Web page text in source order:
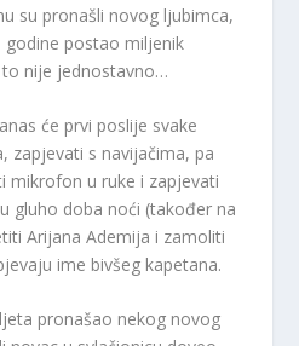
su pronašli novog ljubimca,
godine postao miljenik
to nije jednostavno…
će prvi poslije svake
zapjevati s navijačima, pa
mikrofon u ruke i zapjevati
gluho doba noći (također na
Arijana Ademija i zamoliti
ime bivšeg kapetana.
pronašao nekog novog